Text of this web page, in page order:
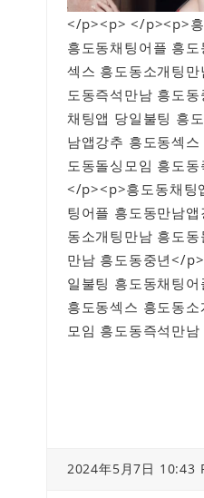
</p><p> </p><p>흥
흥도동채팅어플 흥
섹스 흥도동소개팅
도동즉석만남 흥도
채팅앱 당일불팅 흥
남앱강추 흥도동섹
도동돌싱모임 흥도
</p><p>흥도동채팅
팅어플 흥도동만남
동소개팅만남 흥도
만남 흥도동중년</
일불팅 흥도동채팅
흥도동섹스 흥도동
모임 흥도동즉석만
2024年5月7日 10:43